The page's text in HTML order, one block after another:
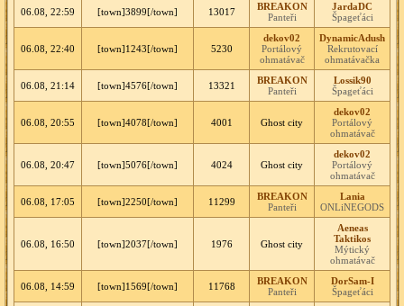
06.08, 22:59 [town]3899[/town] 13017
BREAKON
Panteři
JardaDC
Špageťáci
06.08, 22:40 [town]1243[/town] 5230
dekov02
Portálový
ohmatávač
DynamicAdush
Rekrutovací
ohmatávačka
06.08, 21:14 [town]4576[/town] 13321
BREAKON
Panteři
Lossik90
Špageťáci
06.08, 20:55 [town]4078[/town] 4001 Ghost city
dekov02
Portálový
ohmatávač
06.08, 20:47 [town]5076[/town] 4024 Ghost city
dekov02
Portálový
ohmatávač
06.08, 17:05 [town]2250[/town] 11299
BREAKON
Panteři
Lania
ONLiNEGODS
06.08, 16:50 [town]2037[/town] 1976 Ghost city
Aeneas
Taktikos
Mýtický
ohmatávač
06.08, 14:59 [town]1569[/town] 11768
BREAKON
Panteři
DorSam-I
Špageťáci